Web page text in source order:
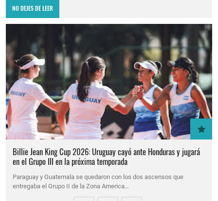
NO DEJES DE LEER
Billie Jean King Cup 2026: Uruguay cayó ante Honduras y jugará
en el Grupo III en la próxima temporada
Paraguay y Guatemala se quedaron con los dos ascensos que
entregaba el Grupo II de la Zona America…